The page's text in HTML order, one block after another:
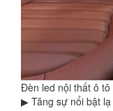
Đèn led nội thất ô tô
▶ Tăng sự nổi bật